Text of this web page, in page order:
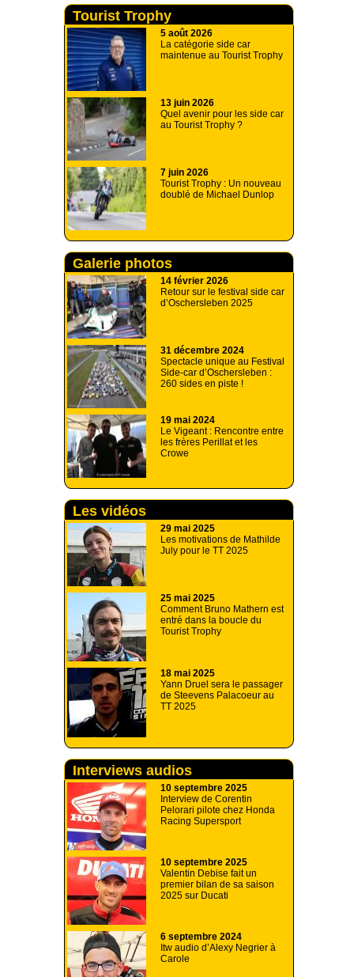
Tourist Trophy
5 août 2026
La catégorie side car
maintenue au Tourist Trophy
13 juin 2026
Quel avenir pour les side car
au Tourist Trophy ?
7 juin 2026
Tourist Trophy : Un nouveau
doublé de Michael Dunlop
Galerie photos
14 février 2026
Retour sur le festival side car
d’Oschersleben 2025
31 décembre 2024
Spectacle unique au Festival
Side-car d’Oschersleben :
260 sides en piste !
19 mai 2024
Le Vigeant : Rencontre entre
les frères Perillat et les
Crowe
Les vidéos
29 mai 2025
Les motivations de Mathilde
July pour le TT 2025
25 mai 2025
Comment Bruno Mathern est
entré dans la boucle du
Tourist Trophy
18 mai 2025
Yann Druel sera le passager
de Steevens Palacoeur au
TT 2025
Interviews audios
10 septembre 2025
Interview de Corentin
Pelorari pilote chez Honda
Racing Supersport
10 septembre 2025
Valentin Debise fait un
premier bilan de sa saison
2025 sur Ducati
6 septembre 2024
Itw audio d’Alexy Negrier à
Carole